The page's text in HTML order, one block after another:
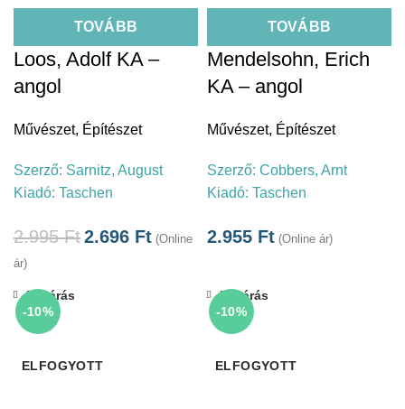
TOVÁBB
Loos, Adolf KA –
angol
Művészet, Építészet
Szerző: Sarnitz, August
Kiadó: Taschen
2.995Ft2.696 Ft (Online
ár)
TOVÁBB
Mendelsohn, Erich
KA – angol
Művészet, Építészet
Szerző: Cobbers, Arnt
Kiadó: Taschen
2.955 Ft (Online ár)
-10%
ELFOGYOTT
Bezárás
-10%
ELFOGYOTT
Bezárás